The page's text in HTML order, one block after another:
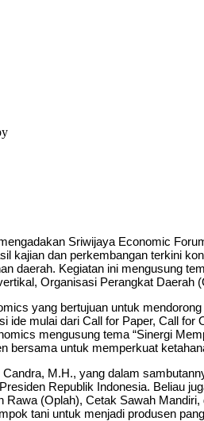
Sriwijaya Economic
kajian dan perkembangan terkini
daerah. Kegiatan ini mengusung
Organisasi Perangkat
yang bertujuan untuk
mulai dari Call for Paper, Call
mengusung tema “Sinergi
untuk memperkuat
M.H., yang dalam
Republik Indonesia. Beliau
(Oplah), Cetak Sawah
tani untuk menjadi produsen